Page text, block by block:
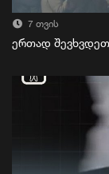
7 თვის
ერთად